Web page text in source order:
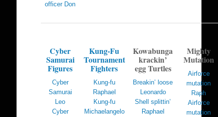
officer Don
Cyber
Samurai
Figures
Cyber
Samurai
Leo
Cyber
Kung-Fu
Tournament
Fighters
Kung-fu
Raphael
Kung-fu
Michaelangelo
Kowabunga
krackin’
egg Turtles
Breakin’ loose
Leonardo
Shell splittin’
Raphael
Mighty
Mutation
Airforce
mutation
Raph
Airforce
mutation